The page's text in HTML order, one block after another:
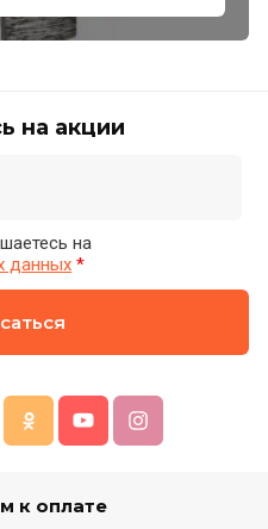
на акции
на
данных *
к оплате